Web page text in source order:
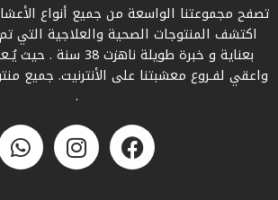
تصفح مجموعتنا الواسعة من جميع أنواع
اكتشف المنتوجات الصحية والعلاجية التي
بعناية و خبرة طويلة
.